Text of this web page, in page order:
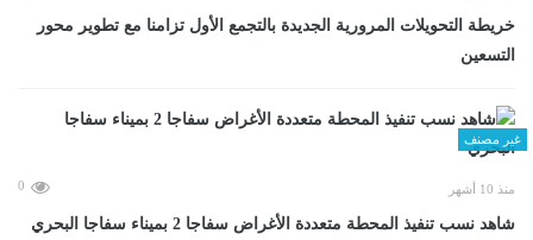
خريطة التحويلات المرورية الجديدة بالتجمع الأول تزامنا مع تطوير محور
التسعين
غير مصنف
منذ 10 أشهر 0
شاهد نسب تنفيذ المحطة متعددة الأغراض سفاجا 2 بميناء سفاجا البحري